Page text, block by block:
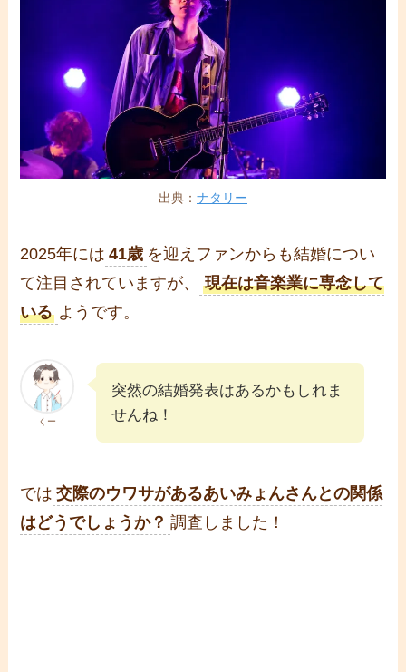
出典： ナタリー
2025年には 41歳 を迎えファンからも結婚につい
て注目されていますが、
現在は音楽業に専念して
いる ようです。
くー
突然の結婚発表はあるかもしれま
せんね！
では 交際のウワサがあるあいみょんさんとの関係
はどうでしょうか？ 調査しました！